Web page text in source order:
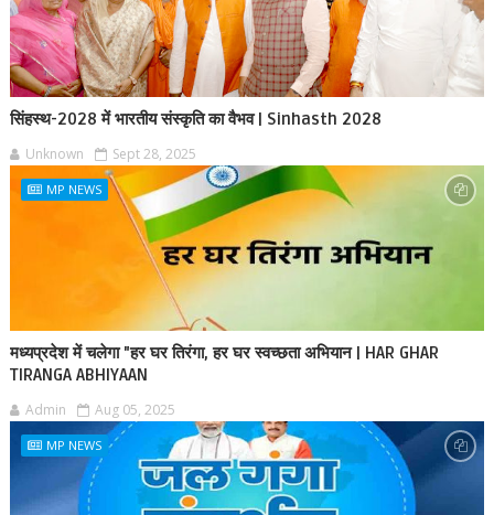
सिंहस्थ-2028 में भारतीय संस्कृति का वैभव | Sinhasth 2028
Unknown Sept 28, 2025
MP NEWS
मध्यप्रदेश में चलेगा "हर घर तिरंगा, हर घर स्वच्छता अभियान | HAR GHAR
TIRANGA ABHIYAAN
Admin Aug 05, 2025
MP NEWS